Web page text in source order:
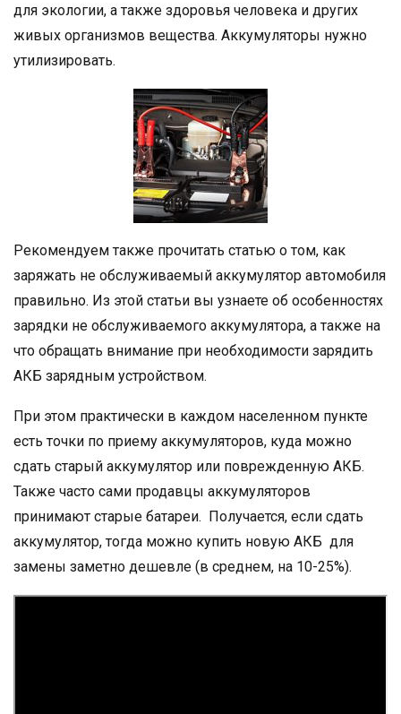
для экологии, а также здоровья человека и других
живых организмов вещества. Аккумуляторы нужно
утилизировать.
Рекомендуем также прочитать статью о том, как
заряжать не обслуживаемый аккумулятор автомобиля
правильно. Из этой статьи вы узнаете об особенностях
зарядки не обслуживаемого аккумулятора, а также на
что обращать внимание при необходимости зарядить
АКБ зарядным устройством.
При этом практически в каждом населенном пункте
есть точки по приему аккумуляторов, куда можно
сдать старый аккумулятор или поврежденную АКБ.
Также часто сами продавцы аккумуляторов
принимают старые батареи. Получается, если сдать
аккумулятор, тогда можно купить новую АКБ для
замены заметно дешевле (в среднем, на 10-25%).